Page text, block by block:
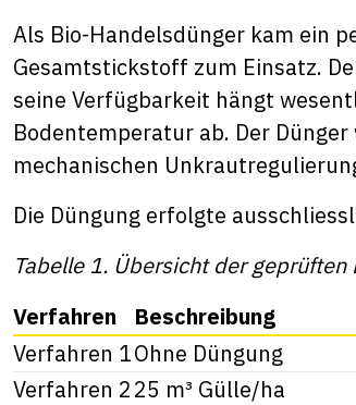
Als Bio-Handelsdünger kam ein
Gesamtstickstoff zum Einsatz.
seine Verfügbarkeit hängt
Bodentemperatur ab. Der
mechanischen
Die Düngung erfolgte
Tabelle 1. Übersicht der
Verfahren
Beschreibung
Verfahren 1Ohne Düngung
Verfahren 225 m³ Gülle/ha